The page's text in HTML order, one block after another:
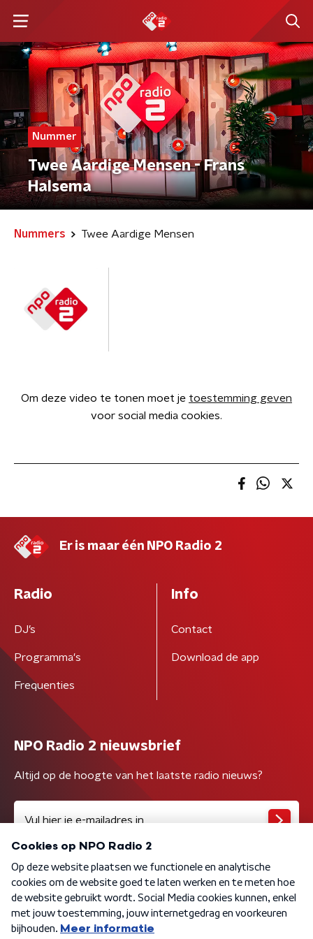
Nummer
Twee Aardige Mensen - Frans
Halsema
Nummers Twee Aardige Mensen
Om deze video te tonen moet je toestemming geven
voor social media cookies.
Er is maar één NPO Radio 2
Radio
DJ’s
Programma's
Frequenties
Info
Contact
Download de app
NPO Radio 2 nieuwsbrief
Altijd op de hoogte van het laatste radio nieuws?
Algemene voorwaarden